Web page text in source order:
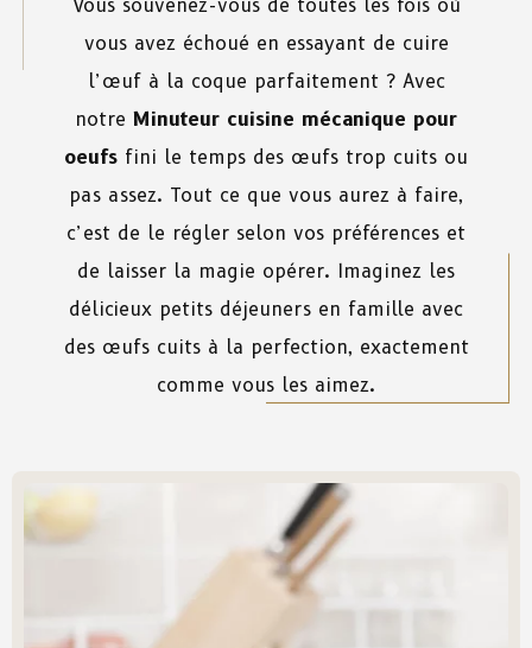
Vous souvenez-vous de toutes les fois où
vous avez échoué en essayant de cuire
l’œuf à la coque parfaitement ? Avec
notre Minuteur cuisine mécanique pour
oeufs fini le temps des œufs trop cuits ou
pas assez. Tout ce que vous aurez à faire,
c’est de le régler selon vos préférences et
de laisser la magie opérer. Imaginez les
délicieux petits déjeuners en famille avec
des œufs cuits à la perfection, exactement
comme vous les aimez.